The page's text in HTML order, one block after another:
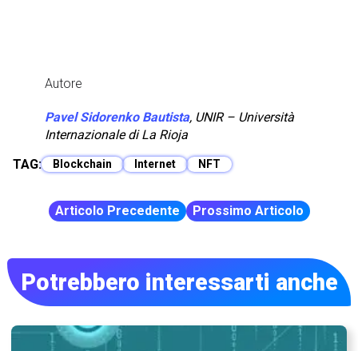
Autore
Pavel Sidorenko Bautista, UNIR – Università
Internazionale di La Rioja
TAG:
Blockchain Internet NFT
Articolo Precedente Prossimo Articolo
Potrebbero interessarti anche